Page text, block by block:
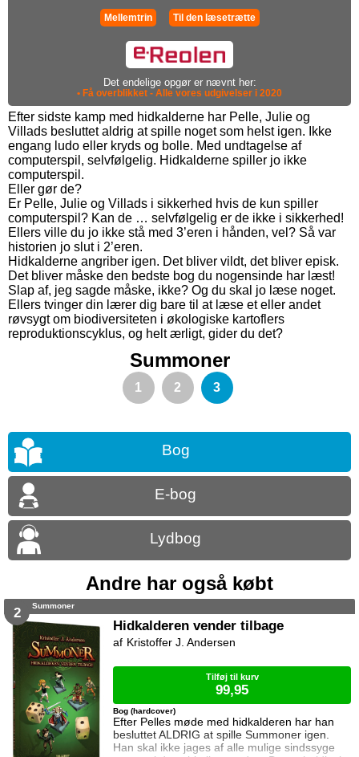
Mellemtrin Til den læsetrætte
Det endelige opgør er nævnt her:
• Få overblikket - Alle vores udgivelser i 2020
Efter sidste kamp med hidkalderne har Pelle, Julie og
Villads besluttet aldrig at spille noget som helst igen. Ikke
engang ludo eller kryds og bolle. Med undtagelse af
computerspil, selvfølgelig. Hidkalderne spiller jo ikke
computerspil.
Eller gør de?
Er Pelle, Julie og Villads i sikkerhed hvis de kun spiller
computerspil? Kan de … selvfølgelig er de ikke i sikkerhed!
Ellers ville du jo ikke stå med 3’eren i hånden, vel? Så var
historien jo slut i 2’eren.
Hidkalderne angriber igen. Det bliver vildt, det bliver episk.
Det bliver måske den bedste bog du nogensinde har læst!
Slap af, jeg sagde måske, ikke? Og du skal jo læse noget.
Ellers tvinger din lærer dig bare til at læse et eller andet
røvsygt om biodiversiteten i økologiske kartoflers
reproduktionscyklus, og helt ærligt, gider du det?
Summoner
1 2 3
Bog
E-bog
Lydbog
Andre har også købt
2 Summoner
Hidkalderen vender tilbage
Efter Pelles møde med hidkalderen har han
besluttet ALDRIG at spille Summoner igen.
Han skal ikke jages af alle mulige sindssyge
Bog (hardcover)
Kristoffer J. Andersen
Tilføj til kurv
99,95